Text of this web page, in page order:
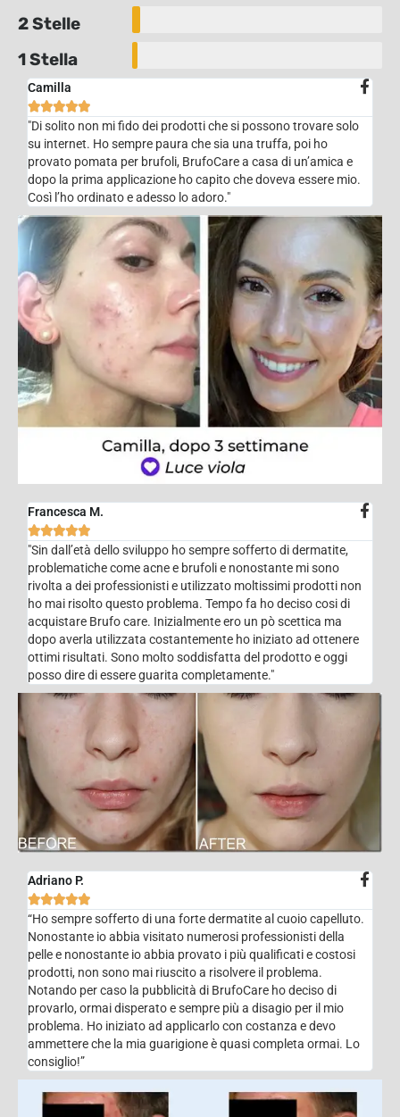
2 Stelle
1 Stella
Camilla

"Di solito non mi fido dei prodotti che si possono trovare solo
su internet. Ho sempre paura che sia una truffa, poi ho
provato pomata per brufoli, BrufoCare a casa di un’amica e
dopo la prima applicazione ho capito che doveva essere mio.
Così l’ho ordinato e adesso lo adoro."
Francesca M.

"Sin dall’età dello sviluppo ho sempre sofferto di dermatite,
problematiche come acne e brufoli e nonostante mi sono
rivolta a dei professionisti e utilizzato moltissimi prodotti non
ho mai risolto questo problema. Tempo fa ho deciso cosi di
acquistare Brufo care. Inizialmente ero un pò scettica ma
dopo averla utilizzata costantemente ho iniziato ad ottenere
ottimi risultati. Sono molto soddisfatta del prodotto e oggi
posso dire di essere guarita completamente."
Adriano P.

“Ho sempre sofferto di una forte dermatite al cuoio capelluto.
Nonostante io abbia visitato numerosi professionisti della
pelle e nonostante io abbia provato i più qualificati e costosi
prodotti, non sono mai riuscito a risolvere il problema.
Notando per caso la pubblicità di BrufoCare ho deciso di
provarlo, ormai disperato e sempre più a disagio per il mio
problema. Ho iniziato ad applicarlo con costanza e devo
ammettere che la mia guarigione è quasi completa ormai. Lo
consiglio!”